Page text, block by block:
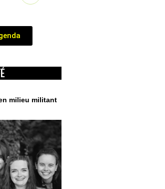
milieu militant